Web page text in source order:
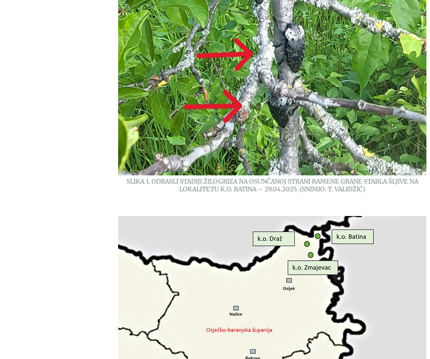
SLIKA 1. ODRASLI STADIJI ŽILOGRIZA NA OSUNČANOJ STRANI RAMENE GRANE STABLA ŠLJIVE NA
LOKALITETU K.O. BATINA – 29.04.2025. (SNIMIO: T. VALIDŽIĆ)